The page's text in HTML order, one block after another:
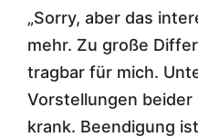
„Sorry, aber das
mehr. Zu große
tragbar für mich.
Vorstellungen
krank. Beendigung